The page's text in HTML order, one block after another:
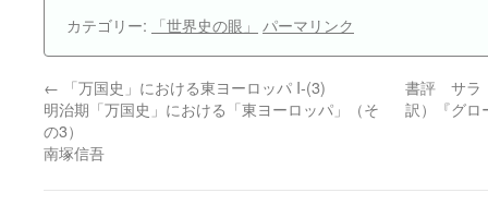
カテゴリー: 「世界史の眼」 パーマリンク
← 「万国史」における東ヨーロッパ I-(3)
明治期「万国史」における「東ヨーロッパ」（そ
の3）
南塚信吾
書評 サラ
訳）『グ